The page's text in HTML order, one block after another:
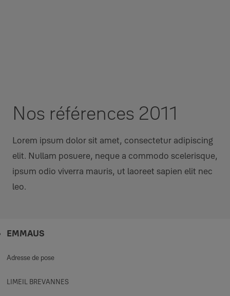
Nos références 2011
Lorem ipsum dolor sit amet, consectetur adipiscing
elit. Nullam posuere, neque a commodo scelerisque,
ipsum odio viverra mauris, ut laoreet sapien elit nec
leo.
EMMAUS
Adresse de pose
LIMEIL BREVANNES